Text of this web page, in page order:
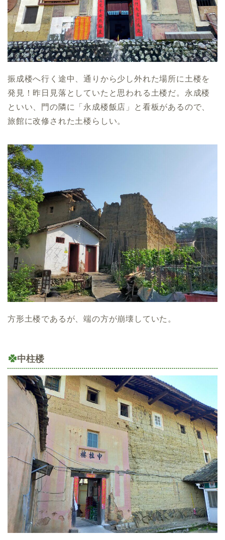
振成楼へ行く途中、通りから少し外れた場所に土楼を
発見！昨日見落としていたと思われる土楼だ。永成楼
といい、門の隣に「永成楼飯店」と看板があるので、
旅館に改修された土楼らしい。
方形土楼であるが、端の方が崩壊していた。
中柱楼